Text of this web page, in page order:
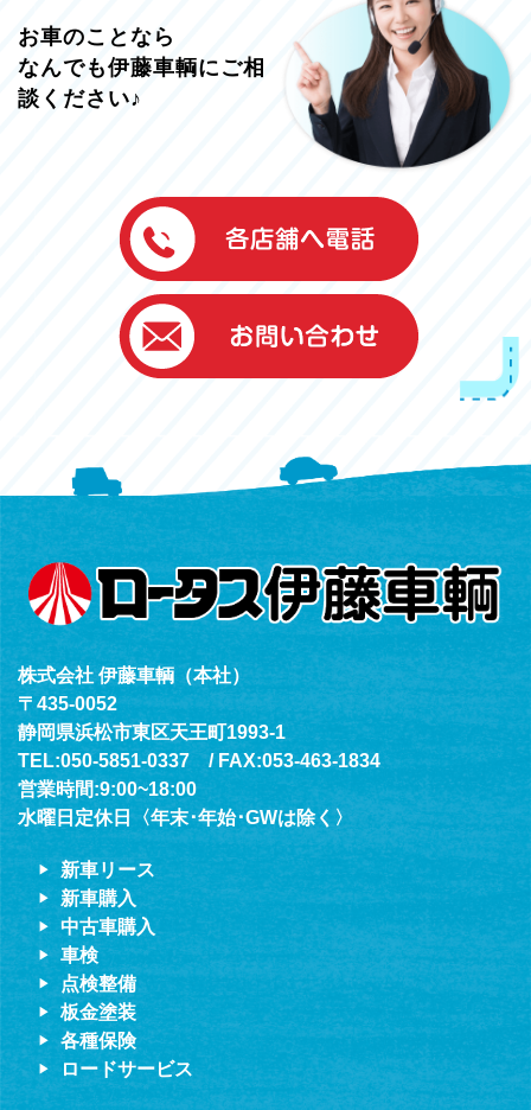
お車のことなら
なんでも伊藤車輌にご相
談ください♪
伊藤車輌（本社）
050-5851-0337
グッドワン浜松
050-5851-0338
浜北店
050-5851-0339
（年中無休24h対応）
株式会社 伊藤車輌（本社）
〒435-0052
静岡県浜松市東区天王町1993-1
TEL:050-5851-0337 / FAX:053-463-1834
営業時間:9:00~18:00
水曜日定休日〈年末･年始･GWは除く〉
新車リース
新車購入
中古車購入
車検
点検整備
板金塗装
各種保険
ロードサービス